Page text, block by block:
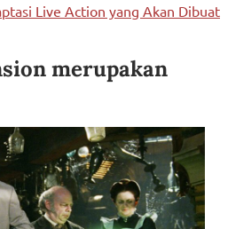
Live Action yang Akan Dibuat
merupakan